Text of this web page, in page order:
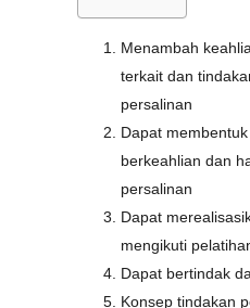
Menambah
terkait dan
persalinan
Dapat
berkeahlian dan
persalinan
Dapat
mengikuti
Dapat bertindak
Konsep tindakan